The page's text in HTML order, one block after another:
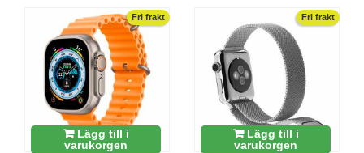
Fri frakt
Lägg till i
varukorgen
Fri frakt
Lägg till i
varukorgen